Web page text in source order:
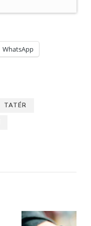
WhatsApp
TATÉR